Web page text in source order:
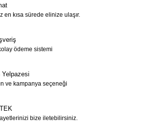
en kısa sürede elinize ulaşır.
ödeme sistemi
Yelpazesi
ve kampanya seçeneği
bize iletebilirsiniz.